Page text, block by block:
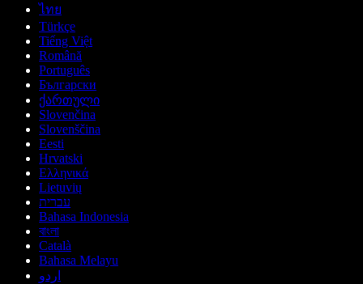
ไทย
Türkçe
Tiếng Việt
Română
Português
Български
ქართული
Slovenčina
Slovenščina
Eesti
Hrvatski
Ελληνικά
Lietuvių
עברית
Bahasa Indonesia
বাংলা
Català
Bahasa Melayu
اردو